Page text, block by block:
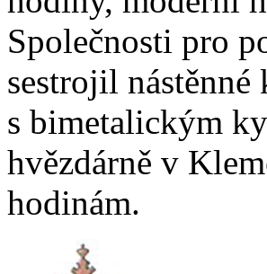
Společnosti pro
sestrojil
s bimetalickým
hvězdárně v
hodinám.